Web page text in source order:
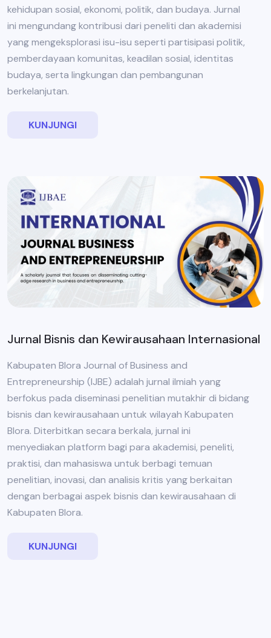
kehidupan sosial, ekonomi, politik, dan budaya. Jurnal
ini mengundang kontribusi dari peneliti dan akademisi
yang mengeksplorasi isu-isu seperti partisipasi politik,
pemberdayaan komunitas, keadilan sosial, identitas
budaya, serta lingkungan dan pembangunan
berkelanjutan.
KUNJUNGI
Jurnal Bisnis dan Kewirausahaan Internasional
Kabupaten Blora Journal of Business and
Entrepreneurship (IJBE) adalah jurnal ilmiah yang
berfokus pada diseminasi penelitian mutakhir di bidang
bisnis dan kewirausahaan untuk wilayah Kabupaten
Blora. Diterbitkan secara berkala, jurnal ini
menyediakan platform bagi para akademisi, peneliti,
praktisi, dan mahasiswa untuk berbagi temuan
penelitian, inovasi, dan analisis kritis yang berkaitan
dengan berbagai aspek bisnis dan kewirausahaan di
Kabupaten Blora.
KUNJUNGI